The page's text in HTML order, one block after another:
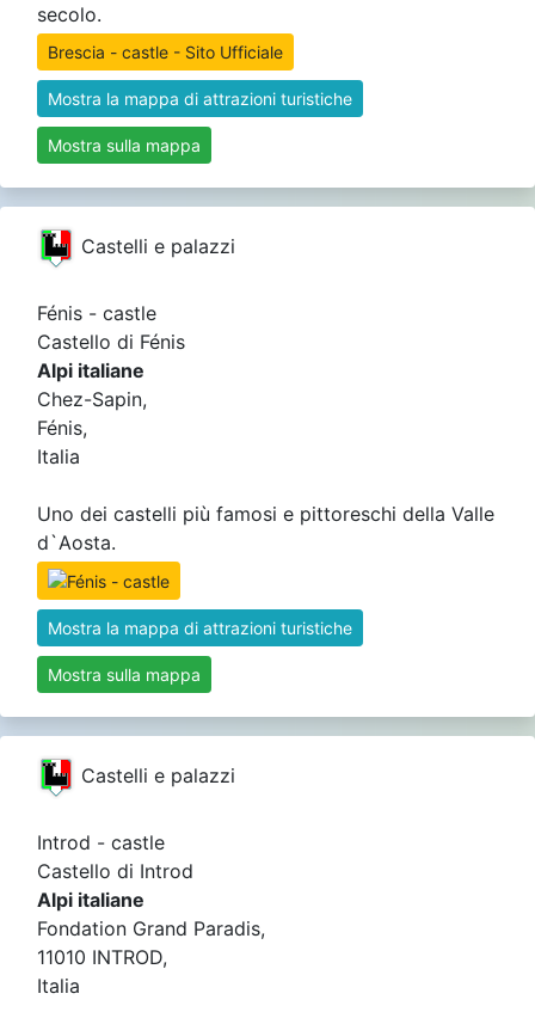
secolo.
Brescia - castle - Sito Ufficiale
Mostra la mappa di attrazioni turistiche
Mostra sulla mappa
Castelli e palazzi
Fénis - castle
Castello di Fénis
Alpi italiane
Chez-Sapin,
Fénis,
Italia
Uno dei castelli più famosi e pittoreschi della Valle
d`Aosta.
Mostra la mappa di attrazioni turistiche
Mostra sulla mappa
Castelli e palazzi
Introd - castle
Castello di Introd
Alpi italiane
Fondation Grand Paradis,
11010 INTROD,
Italia